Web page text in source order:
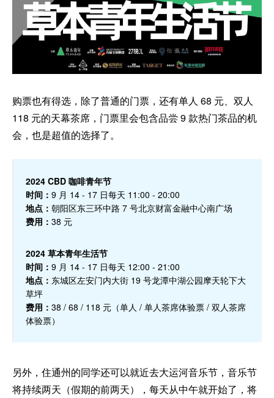
购票也有得选，除了普通的门票，还有单人 68 元、双人
118 元的天幕茶席，门票里会包含品尝 9 款热门茶品的机
会，也是超值的选择了。
2024 CBD 咖啡青年节
时间： 9 月 14 - 17 日每天 11:00 - 20:00
地点： 朝阳区东三环中路 7 号北京财富金融中心南广场
费用： 38 元
2024 草本青年生活节
时间： 9 月 14 - 17 日每天 12:00 - 21:00
地点： 东城区左安门内大街 19 号龙潭中湖公园摩天轮下大
草坪
费用： 38 / 68 / 118 元（单人 / 单人茶席体验票 / 双人茶席
体验票）
另外，住通州的同学还可以就近去大运河音乐节，音乐节
将持续两天（假期的前两天），每天从中午就开始了，将